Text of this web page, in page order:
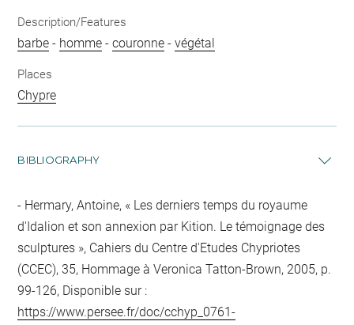
Description/Features
barbe - homme -couronne -végétal
Places
Chypre
BIBLIOGRAPHY
Hermary, Antoine, « Les derniers temps du royaume
d'Idalion et son annexion par Kition. Le témoignage des
sculptures », Cahiers du Centre d'Etudes Chypriotes
(CCEC), 35, Hommage à Veronica Tatton-Brown, 2005, p.
99-126, Disponible sur :
https://www.persee.fr/doc/cchyp_0761-